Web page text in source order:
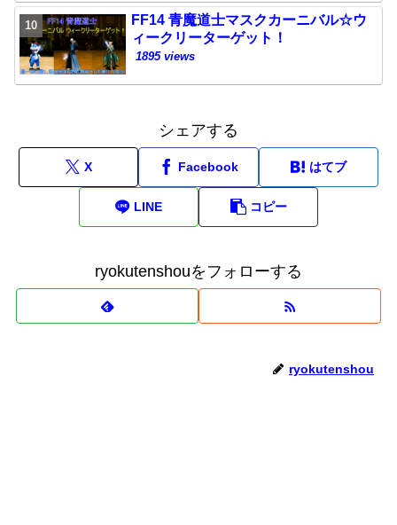
FF14 青魔道士マスクカーニバル☆ウ
ィークリーターゲット！
1895 views
シェアする
X Facebook はてブ
LINE コピー
ryokutenshouをフォローする
ryokutenshou